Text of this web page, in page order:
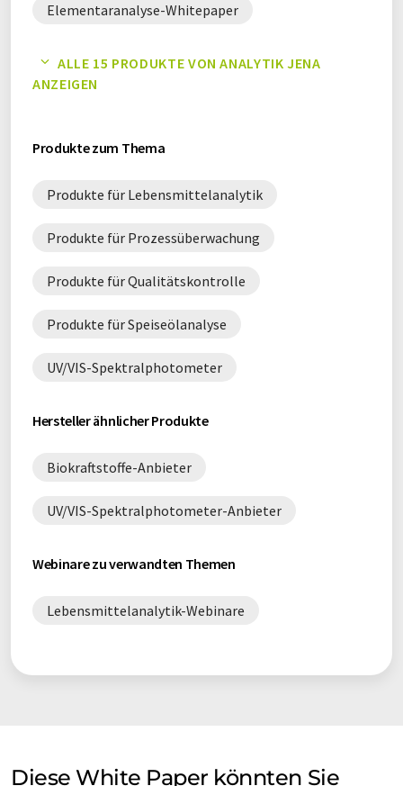
Elementaranalyse-Whitepaper
Online Prozessüberwachung-Whitepaper
ALLE 15 PRODUKTE VON ANALYTIK JENA
ANZEIGEN
Produkte zum Thema
Produkte für Lebensmittelanalytik
Produkte für Prozessüberwachung
Produkte für Qualitätskontrolle
Produkte für Speiseölanalyse
UV/VIS-Spektralphotometer
Hersteller ähnlicher Produkte
Biokraftstoffe-Anbieter
UV/VIS-Spektralphotometer-Anbieter
Webinare zu verwandten Themen
Lebensmittelanalytik-Webinare
Diese White Paper könnten Sie